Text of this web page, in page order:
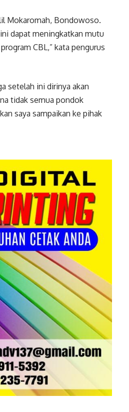
Mokaromah, Bondowoso.
dapat meningkatkan mutu
CBL,” kata pengurus
setelah ini dirinya akan
tidak semua pondok
saya sampaikan ke pihak